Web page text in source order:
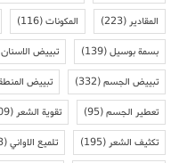
المقادير(223) المكونات(116)
بسمة بوسيل(139) تبييض الاسنان
تبييض الجسم(332) تبييض
تعطير الجسم(95) تقوية الشعر(109)
تكثيف الشعر(195) تلميع الاواني(103)